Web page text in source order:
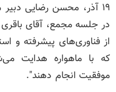
۱۹ آذر، محسن رضایی
در جلسه مجمع، آقای باقری
از فناوری‌های پیشرفته و
که با ماهواره هدایت
موفقیت انجام دهند".